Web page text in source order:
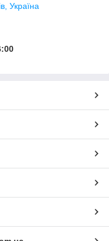
Україна